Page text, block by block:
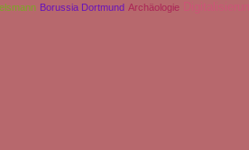
Borussia Dortmund Archäologie